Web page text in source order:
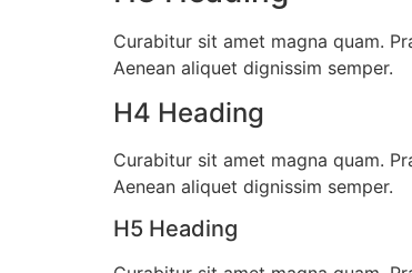
Curabitur sit amet magna quam.
Aenean aliquet dignissim semper.
H4 Heading
Curabitur sit amet magna quam.
Aenean aliquet dignissim semper.
H5 Heading